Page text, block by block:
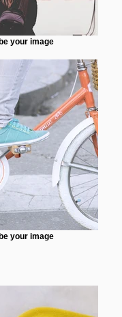
your image
your image